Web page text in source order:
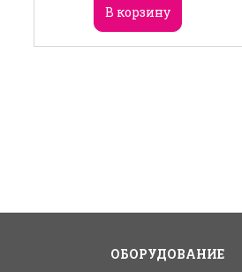
В корзину
ОБОРУДОВАНИЕ